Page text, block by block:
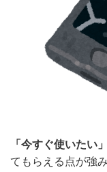
「今すぐ使いたい」
てもらえる点が強み